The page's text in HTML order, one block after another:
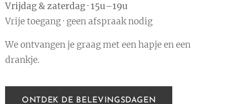
Vrijdag & zaterdag · 15u–19u
Vrije toegang · geen afspraak nodig
We ontvangen je graag met een hapje en een
drankje.
ONTDEK DE BELEVINGSDAGEN